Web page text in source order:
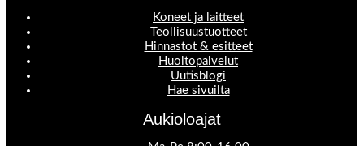
Koneet ja laitteet
Teollisuustuotteet
Hinnastot & esitteet
Huoltopalvelut
Uutisblogi
Hae sivuilta
Aukioloajat